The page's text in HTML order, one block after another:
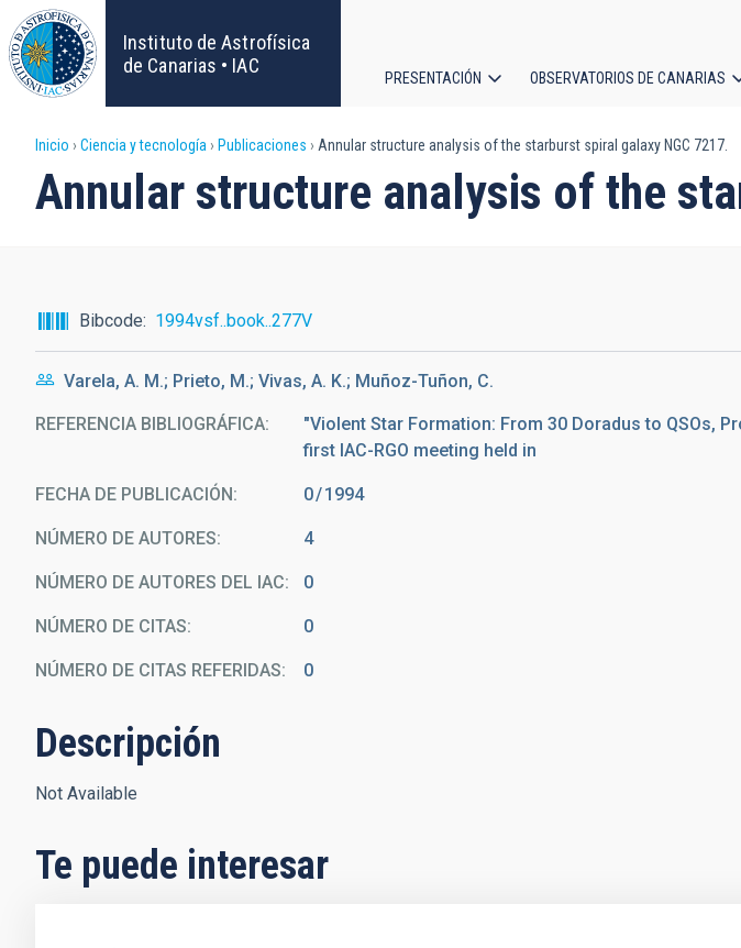
Pasar
al
contenido
principal
Instituto de Astrofísica
de Canarias • IAC
principal
PRESENTACIÓN OBSERVATORIOS DE CANARIAS
Sobrescribir
enlaces
ayuda
a
la
Inicio Ciencia y tecnología Publicaciones Annular structure analysis of the starburst spiral galaxy NGC 7217.
Annular structure analysis of the
Bibcode 1994vsf..book..277V
Varela, A. M.; Prieto, M.; Vivas, A. K.; Muñoz-Tuñon, C.
REFERENCIA BIBLIOGRÁFICA
"Violent Star Formation: From 30 Doradus to QSOs,
first IAC-RGO meeting held in
FECHA DE PUBLICACIÓN: 0 1994
NÚMERO DE AUTORES 4
NÚMERO DE AUTORES DEL IAC 0
NÚMERO DE CITAS 0
NÚMERO DE CITAS REFERIDAS 0
Descripción
Not Available
Te puede interesar